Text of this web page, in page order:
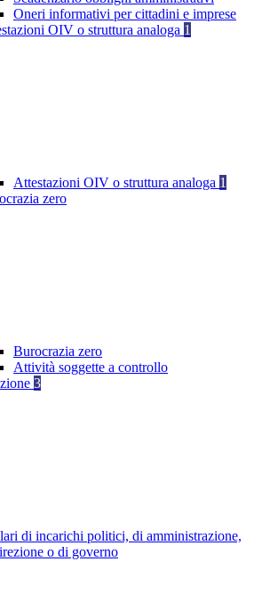
Oneri informativi per cittadini e imprese
OIV o struttura analoga 1
Attestazioni OIV o struttura analoga 1
zero
Burocrazia zero
Attività soggette a controllo
3
di incarichi politici, di amministrazione,
o di governo